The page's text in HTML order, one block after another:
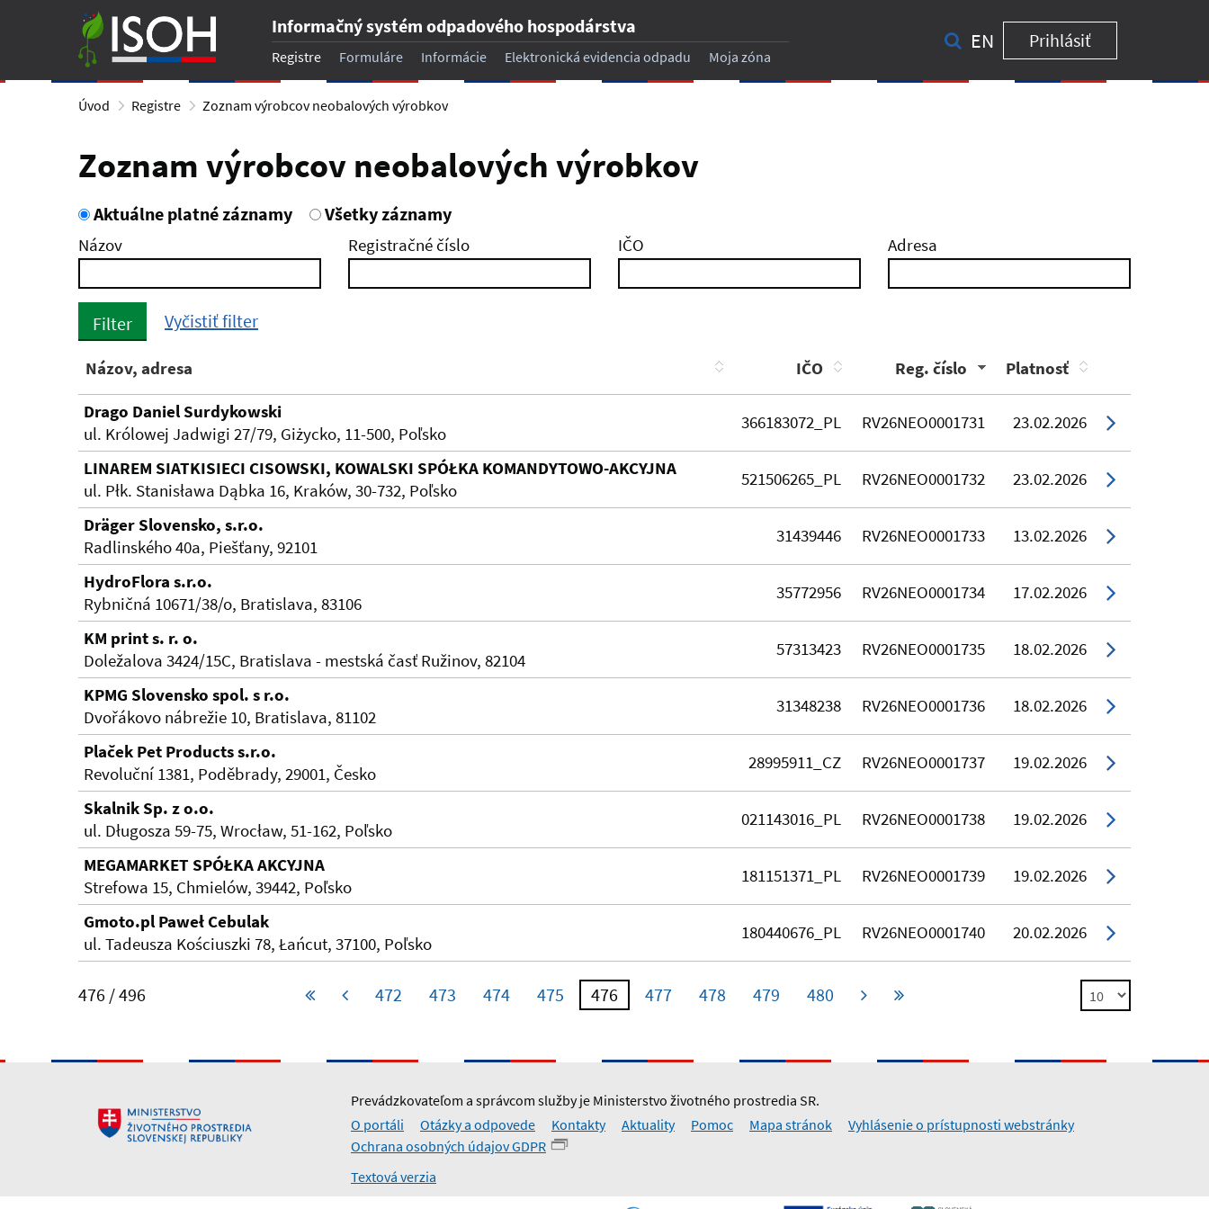
Informačný systém odpadového hospodárstva
Registre Formuláre Informácie Elektronická evidencia odpadu Moja zóna
EN Prihlásiť
Úvod Registre Zoznam výrobcov neobalových výrobkov
Zoznam výrobcov neobalových výrobkov
Aktuálne platné záznamy Všetky záznamy
Názov Registračné číslo IČO Adresa
Filter Vyčistiť filter
Názov, adresa IČO Reg. číslo
Platnosť
Drago Daniel Surdykowski
ul. Królowej Jadwigi 27/79, Giżycko, 11-500, Poľsko
366183072_PL RV26NEO0001731 23.02.2026
LINAREM SIATKISIECI CISOWSKI, KOWALSKI SPÓŁKA KOMANDYTOWO-AKCYJNA
ul. Płk. Stanisława Dąbka 16, Kraków, 30-732, Poľsko
521506265_PL RV26NEO0001732 23.02.2026
Dräger Slovensko, s.r.o.
Radlinského 40a, Piešťany, 92101
31439446 RV26NEO0001733 13.02.2026
HydroFlora s.r.o.
Rybničná 10671/38/o, Bratislava, 83106
35772956 RV26NEO0001734 17.02.2026
KM print s. r. o.
Doležalova 3424/15C, Bratislava - mestská časť Ružinov, 82104
57313423 RV26NEO0001735 18.02.2026
KPMG Slovensko spol. s r.o.
Dvořákovo nábrežie 10, Bratislava, 81102
31348238 RV26NEO0001736 18.02.2026
Plaček Pet Products s.r.o.
Revoluční 1381, Poděbrady, 29001, Česko
28995911_CZ RV26NEO0001737 19.02.2026
Skalnik Sp. z o.o.
ul. Długosza 59-75, Wrocław, 51-162, Poľsko
021143016_PL RV26NEO0001738 19.02.2026
MEGAMARKET SPÓŁKA AKCYJNA
Strefowa 15, Chmielów, 39442, Poľsko
181151371_PL RV26NEO0001739 19.02.2026
Gmoto.pl Paweł Cebulak
ul. Tadeusza Kościuszki 78, Łańcut, 37100, Poľsko
180440676_PL RV26NEO0001740 20.02.2026
476 / 496 472 473 474 475 476 477 478 479 480
Prevádzkovateľom a správcom služby je Ministerstvo životného prostredia SR.
O portáli
Otázky a odpovede Kontakty Aktuality Pomoc Mapa stránok
Vyhlásenie o prístupnosti webstránky
Ochrana osobných údajov GDPR
Textová verzia